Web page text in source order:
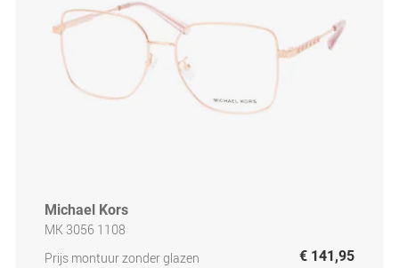
Michael Kors
MK 3056 1108
Prijs montuur zonder glazen
€ 141,95